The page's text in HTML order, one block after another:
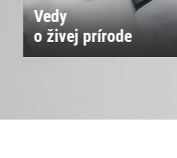
Vedy o spoločnosti
a kultúre